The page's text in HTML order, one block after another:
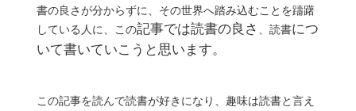
書の良さが分からずに、その世界へ踏み込むことを躊躇
している人に、この記事では読書の良さ 、読書につ
いて書いていこうと思います。
この記事を読んで読書が好きになり、趣味は読書と言え